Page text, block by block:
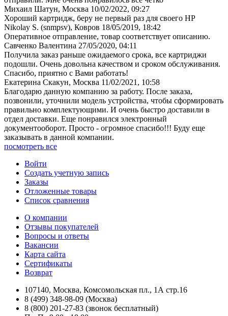
Михаил Шатун, Москва 10/02/2022, 09:27
Хороший картридж, беру не первый раз для своего НР
Nikolay S. (snmpsv), Ковров 18/05/2019, 18:42
Оперативное отправление, товар соответствует описанию.
Савченко Валентина 27/05/2020, 04:11
Получила заказ раньше ожидаемого срока, все картриджи
подошли. Очень довольна качеством и сроком обслуживания.
Спасибо, приятно с Вами работать!
Екатерина Скакун, Москва 11/02/2021, 10:58
Благодарю данную компанию за работу. После заказа,
позвонили, уточнили модель устройства, чтобы сформировать
правильно комплектующими. И очень быстро доставили в
отдел доставки. Еще понравился электронный
документооборот. Просто - огромное спасибо!!! Буду еще
заказывать в данной компании.
посмотреть все
Войти
Создать учетную запись
Заказы
Отложенные товары
Список сравнения
О компании
Отзывы покупателей
Вопросы и ответы
Вакансии
Карта сайта
Сертификаты
Возврат
107140, Москва, Комсомольская пл., 1А стр.16
8 (499) 348-98-09 (Москва)
8 (800) 201-27-83 (звонок бесплатный)